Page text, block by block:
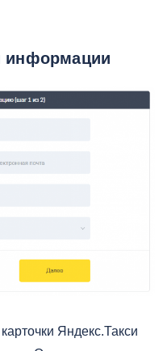
информации
Яндекс.Такси